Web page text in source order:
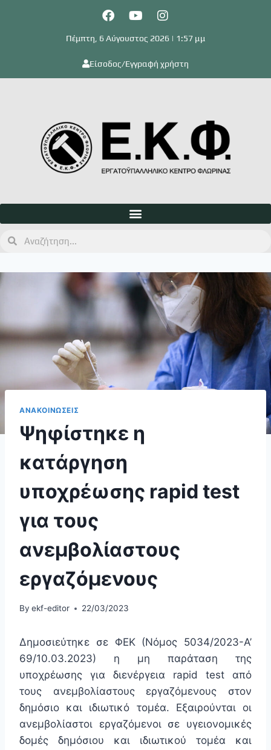
Πέμπτη, 6 Αύγουστος 2026 | 1:57 μμ
Είσοδος/Εγγραφή χρήστη
ΑΝΑΚΟΙΝΩΣΕΙΣ
Ψηφίστηκε η
κατάργηση
υποχρέωσης rapid test
για τους
ανεμβολίαστους
εργαζόμενους
By ekf-editor 22/03/2023
Δημοσιεύτηκε σε ΦΕΚ (Νόμος 5034/2023-Α’
69/10.03.2023) η μη παράταση της
υποχρέωσης για διενέργεια rapid test από
τους ανεμβολίαστους εργαζόμενους στον
δημόσιο και ιδιωτικό τομέα. Εξαιρούνται οι
ανεμβολίαστοι εργαζόμενοι σε υγειονομικές
δομές δημόσιου και ιδιωτικού τομέα και